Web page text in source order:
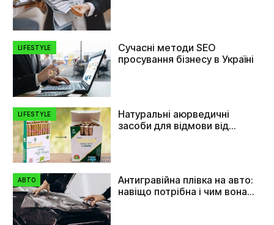
LIFESTYLE
Сучасні методи SEO
просування бізнесу в Україні
LIFESTYLE
Натуральні аюрведичні
засоби для відмови від
АВТО
Антигравійна плівка на авто:
навіщо потрібна і чим вона